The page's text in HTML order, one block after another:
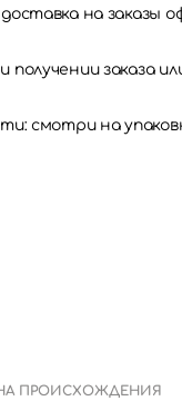
на заказы
получении заказа
смотри на
ПРОИСХОЖДЕНИЯ